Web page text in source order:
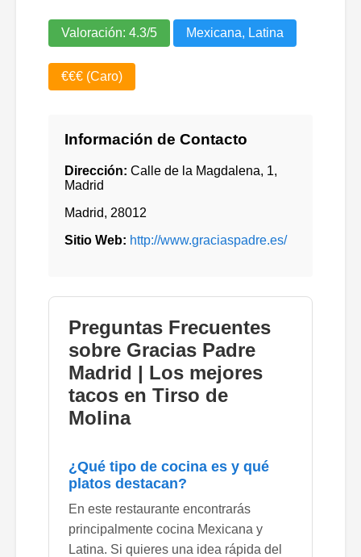
Valoración: 4.3/5 Mexicana, Latina
€€€ (Caro)
Información de Contacto
Dirección: Calle de la Magdalena, 1,
Madrid
Madrid, 28012
Sitio Web: http://www.graciaspadre.es/
Preguntas Frecuentes
sobre Gracias Padre
Madrid | Los mejores
tacos en Tirso de
Molina
¿Qué tipo de cocina es y qué
platos destacan?
En este restaurante encontrarás
principalmente cocina Mexicana y
Latina. Si quieres una idea rápida del